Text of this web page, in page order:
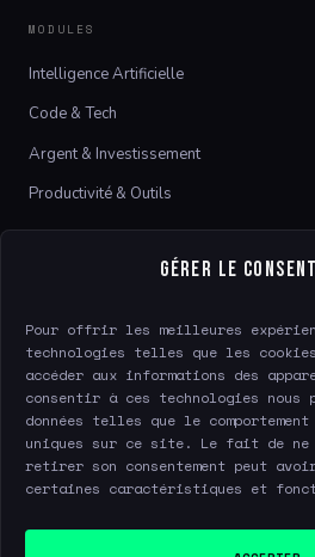
Gérer le
Pour offrir les meilleures
technologies telles que les
accéder aux informations des
consentir à ces technologies
données telles que le
uniques sur ce site. Le fait de ne
retirer son consentement peut
certaines caractéristiques et
MODULES
Intelligence Artificielle
Code & Tech
Argent & Investissement
Productivité & Outils
Contact
LÉGAL
Mentions légales